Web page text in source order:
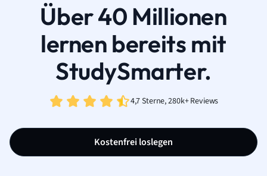
Über 40 Millionen
lernen bereits mit
StudySmarter.
4,7 Sterne, 280k+ Reviews
Kostenfrei loslegen